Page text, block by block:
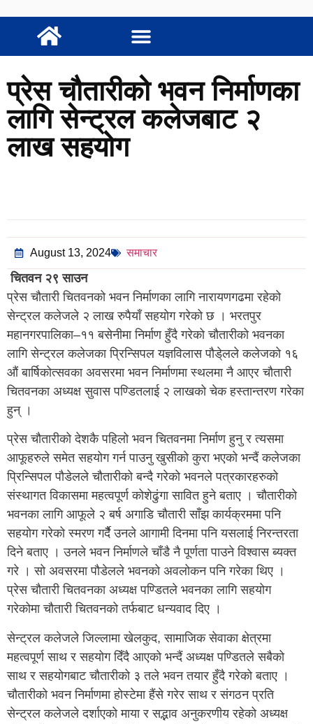
प्रेस चौतारीको भवन निर्माणका
लागि सेन्ट्रल कलेजबाट २
लाख सहयोग
August 13, 2024 समाचार
चितवन २९ साउन
प्रेस चौतारी चितवनको भवन निर्माणका लागि नारायणगढमा रहेको
सेन्ट्रल कलेजले २ लाख रुपैयाँ सहयोग गरेको छ । भरतपुर
महानगरपालिका–११ बसेनीमा निर्माण हुँदै गरेको चौतारीको भवनका
लागि सेन्ट्रल कलेजका प्रिन्सिपल यज्ञविलास पौडे्लले कलेजको १६
औं बार्षिकोत्सवका अवसरमा भवन निर्माणमा स्थलमा नै आएर चौतारी
चितवनका अध्यक्ष सुवास पण्डितलाई २ लाखको चेक हस्तान्तरण गरेका
हुन् ।
प्रेस चौतारीको देशकै पहिलो भवन चितवनमा निर्माण हुनु र त्यसमा
आफूहरुले समेत सहयोग गर्न पाउनु खुसीको कुरा भएको भन्दैं कलेजका
प्रिन्सिपल पौडेलले चौतारीको बन्दै गरेको भवनले पत्रकारहरुको
संस्थागत विकासमा महत्वपूर्ण कोशेढुंगा सावित हुने बताए । चौतारीको
भवनका लागि आफूले २ बर्ष अगाडि चौतारी साँझ कार्यक्रममा पनि
सहयोग गरेको स्मरण गर्दैै उनले आगामी दिनमा पनि यसलाई निरन्तरता
दिने बताए । उनले भवन निर्माणले चाँडै नै पूर्णता पाउने विश्वास ब्यक्त
गरे । सो अवसरमा पौडेलले भवनको अवलोकन पनि गरेका थिए ।
प्रेस चौतारी चितवनका अध्यक्ष पण्डितले भवनका लागि सहयोग
गरेकोमा चौतारी चितवनको तर्फबाट धन्यवाद दिए ।
सेन्ट्रल कलेजले जिल्लामा खेलकुद, सामाजिक सेवाका क्षेत्रमा
महत्वपूर्ण साथ र सहयोग दिँदै आएको भन्दैं अध्यक्ष पण्डितले सबैको
साथ र सहयोगबाट चौतारीको ३ तले भवन तयार हुँदै गरेको बताए ।
चौतारीको भवन निर्माणमा होस्टेमा हैंसे गरेर साथ र संगठन प्रति
सेन्ट्रल कलेजले दर्शाएको माया र सद्भाव अनुकरणीय रहेको अध्यक्ष